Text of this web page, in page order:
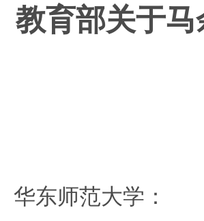
教育部关于
华东师范大学：